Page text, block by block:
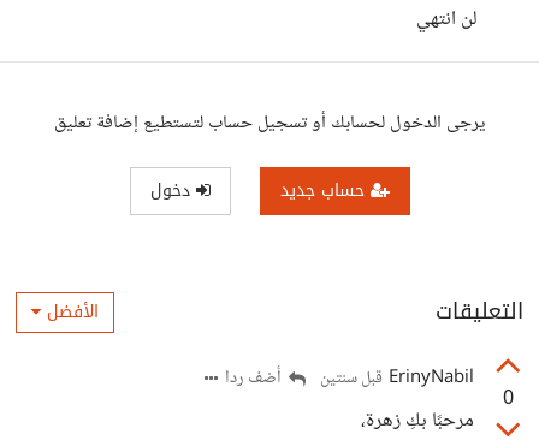
لن انتهي
يرجى الدخول لحسابك أو تسجيل حساب لتستطيع إضافة تعليق
حساب جديد دخول
التعليقات الأفضل
0
ErinyNabil قبل سنتين أضف ردا
مرحبًا بكِ زهرة،